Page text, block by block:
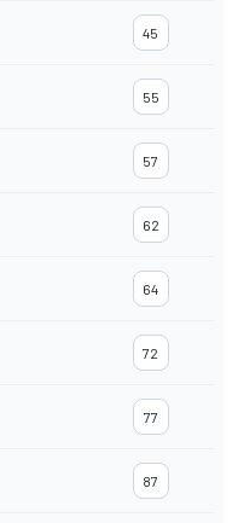
45
55
57
62
64
72
77
87